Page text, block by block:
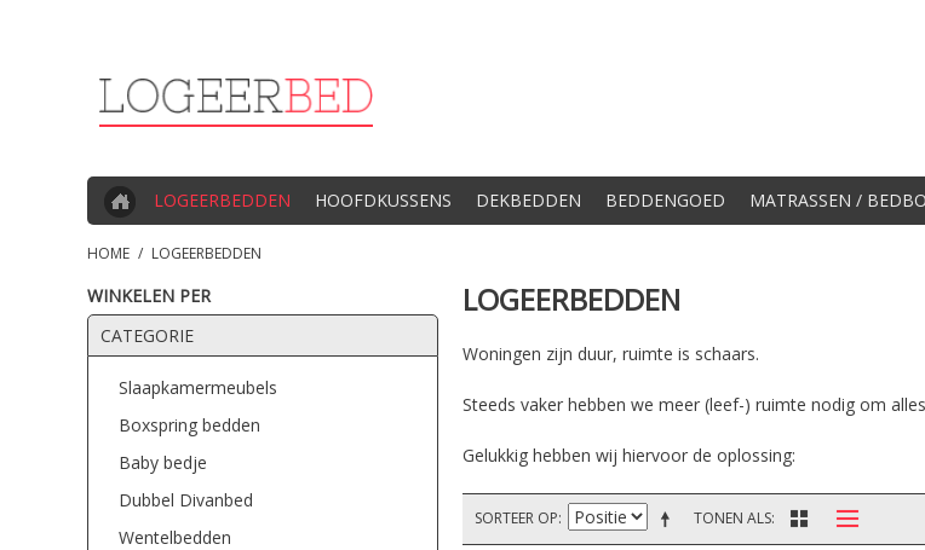
LOGEERBEDDEN HOOFDKUSSENS DEKBEDDEN BEDDENGOED MATRASSEN /
HOME / LOGEERBEDDEN
WINKELEN PER
CATEGORIE
Slaapkamermeubels
Boxspring bedden
Baby bedje
Dubbel Divanbed
Wentelbedden
LOGEERBEDDEN
Woningen zijn duur, ruimte is schaars.
Steeds vaker hebben we meer (leef-) ruimte nodig om
Gelukkig hebben wij hiervoor de oplossing:
TONEN ALS
SORTEER OP